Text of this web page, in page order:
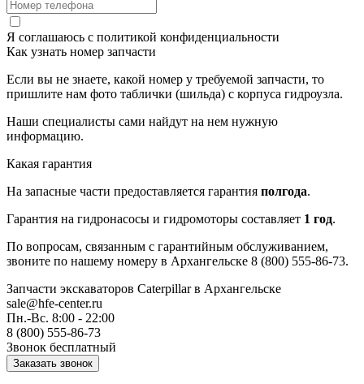
Я соглашаюсь с политикой конфиденциальности
Как узнать номер запчасти
Если вы не знаете, какой номер у требуемой запчасти, то
пришлите нам фото таблички (шильда) с корпуса гидроузла.
Наши специалисты сами найдут на нем нужную
информацию.
Какая гарантия
На запасные части предоставляется гарантия полгода.
Гарантия на гидронасосы и гидромоторы составляет 1 год.
По вопросам, связанным с гарантийным обслуживанием,
звоните по нашему номеру в Архангельске 8 (800) 555-86-73.
Запчасти экскаваторов Caterpillarв Архангельске
sale@hfe-center.ru
Пн.-Вс. 8:00 - 22:00
8 (800) 555-86-73
Звонок бесплатный